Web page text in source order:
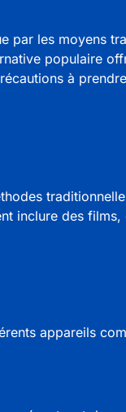
par les moyens
populaire
à
inclure des films,
appareils